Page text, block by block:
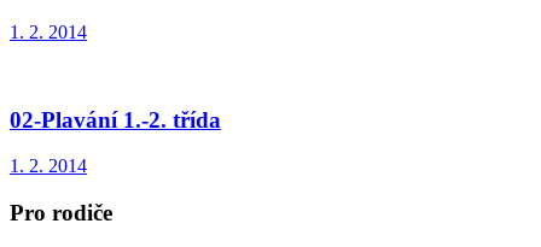
1. 2. 2014
02-Plavání 1.-2. třída
1. 2. 2014
Pro rodiče